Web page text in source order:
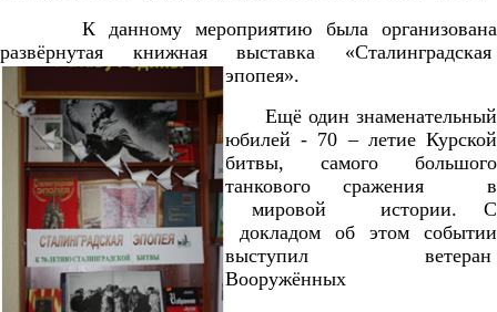
К данному мероприятию была организована
развёрнутая книжная выставка «Сталинградская
эпопея».
Ещё один знаменательный
юбилей - 70 – летие Курской
битвы, самого большого
танкового сражения в
мировой истории. С
докладом об этом событии
выступил ветеран
Вооружённых